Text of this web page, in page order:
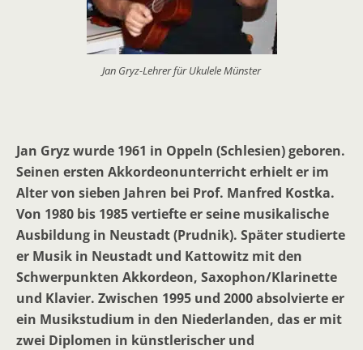
Jan Gryz-Lehrer für Ukulele Münster
Jan Gryz wurde 1961 in Oppeln (Schlesien) geboren.
Seinen ersten Akkordeonunterricht erhielt er im
Alter von sieben Jahren bei Prof. Manfred Kostka.
Von 1980 bis 1985 vertiefte er seine musikalische
Ausbildung in Neustadt (Prudnik). Später studierte
er Musik in Neustadt und Kattowitz mit den
Schwerpunkten Akkordeon, Saxophon/Klarinette
und Klavier. Zwischen 1995 und 2000 absolvierte er
ein Musikstudium in den Niederlanden, das er mit
zwei Diplomen in künstlerischer und